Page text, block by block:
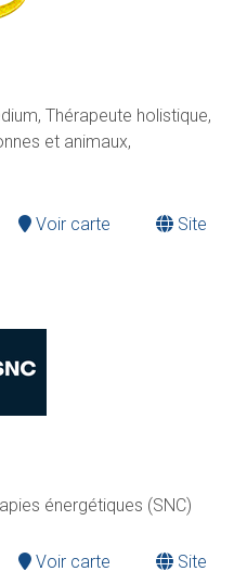
Thérapeute holistique,
et animaux,
Voir carte
Site
énergétiques (SNC)
Voir carte
Site